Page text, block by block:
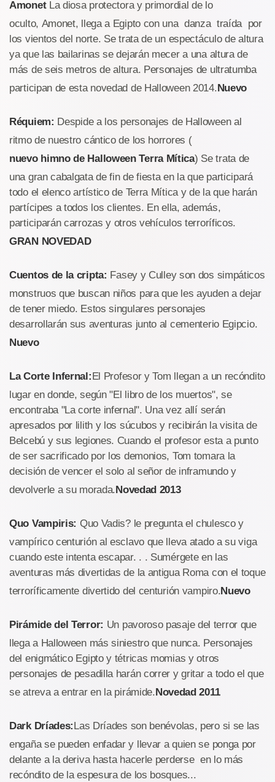
Amonet La diosa protectora y primordial de lo
oculto, Amonet, llega a Egipto con una danza traída por
los vientos del norte. Se trata de un espectáculo de altura
ya que las bailarinas se dejarán mecer a una altura de
más de seis metros de altura. Personajes de ultratumba
participan de esta novedad de Halloween 2014.Nuevo
Réquiem: Despide a los personajes de Halloween al
ritmo de nuestro cántico de los horrores (
nuevo himno de Halloween Terra Mítica) Se trata de
una gran cabalgata de fin de fiesta en la que participará
todo el elenco artístico de Terra Mítica y de la que harán
partícipes a todos los clientes. En ella, además,
participarán carrozas y otros vehículos terroríficos.
GRAN NOVEDAD
Cuentos de la cripta: Fasey y Culley son dos simpáticos
monstruos que buscan niños para que les ayuden a dejar
de tener miedo. Estos singulares personajes
desarrollarán sus aventuras junto al cementerio Egipcio.
Nuevo
La Corte Infernal:El Profesor y Tom llegan a un recóndito
lugar en donde, según "El libro de los muertos", se
encontraba "La corte infernal". Una vez allí serán
apresados por lilith y los súcubos y recibirán la visita de
Belcebú y sus legiones. Cuando el profesor esta a punto
de ser sacrificado por los demonios, Tom tomara la
decisión de vencer el solo al señor de inframundo y
devolverle a su morada.Novedad 2013
Quo Vampiris: Quo Vadis? le pregunta el chulesco y
vampírico centurión al esclavo que lleva atado a su viga
cuando este intenta escapar. . . Sumérgete en las
aventuras más divertidas de la antigua Roma con el toque
terroríficamente divertido del centurión vampiro.Nuevo
Pirámide del Terror: Un pavoroso pasaje del terror que
llega a Halloween más siniestro que nunca. Personajes
del enigmático Egipto y tétricas momias y otros
personajes de pesadilla harán correr y gritar a todo el que
se atreva a entrar en la pirámide.Novedad 2011
Dark Dríades:Las Dríades son benévolas, pero si se las
engaña se pueden enfadar y llevar a quien se ponga por
delante a la deriva hasta hacerle perderse en lo más
recóndito de la espesura de los bosques...